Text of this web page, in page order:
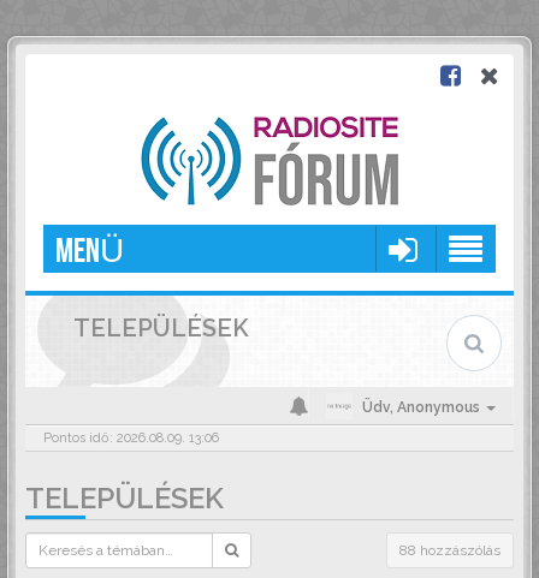
MENÜ
TELEPÜLÉSEK
Üdv, Anonymous
Pontos idő: 2026.08.09. 13:06
TELEPÜLÉSEK
88 hozzászólás